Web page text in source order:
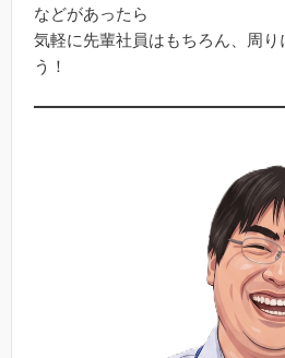
などがあったら
気軽に先輩社員はもちろん、周り
う！